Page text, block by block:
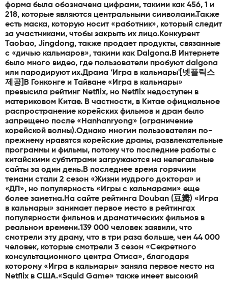
форма была обозначена цифрами, такими как 456, 1 и
218, которые являются центральными символами.Также
есть маска, которую носит «работник», который следит
за участниками, чтобы закрыть их лицо.Конкурент
Taobao, Jingdong, также продает продукты, связанные
с «дичью кальмаров», такими как Dalgona.В Интернете
было много видео, где пользователи пробуют dalgona
или пародируют их.Драма ‘Игра в кальмары'[넷플릭스
제공]В Гонконге и Тайване «Игра в кальмары»
превысила рейтинг Netflix, но Netflix недоступен в
материковом Китае. В частности, в Китае официальное
распространение корейских фильмов и драм было
запрещено после «Hanhanryong» (ограничение
корейской волны).Однако многим пользователям по-
прежнему нравятся корейские драмы, развлекательные
программы и фильмы, потому что последние работы с
китайскими субтитрами загружаются на нелегальные
сайты за один день.В последнее время горячими
темами стали 2 сезон «Жизни мудрого доктора» и
«ДП», но популярность «Игры с кальмарами» еще
более заметна.На сайте рейтинга Douban (豆瓣) «Игра
в кальмары» занимает первое место в рейтингах
популярности фильмов и драматических фильмов в
реальном времени.139 000 человек заявили, что
смотрели эту драму, что в три раза больше, чем 44 000
человек, которые смотрели 3 сезон «Секретного
консультационного центра Отиса», благодаря
которому «Игра в кальмары» заняла первое место на
Netflix в США.«Squid Game» также имеет высокий